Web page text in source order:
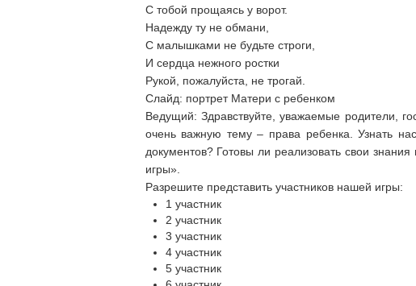
С тобой прощаясь у ворот.
Надежду ту не обмани,
С малышками не будьте строги,
И сердца нежного ростки
Рукой, пожалуйста, не трогай.
Слайд: портрет Матери с ребенком
Ведущий: Здравствуйте, уважаемые родители,
очень важную тему – права ребенка. Узнать
документов? Готовы ли реализовать свои
игры».
Разрешите представить участников нашей игры:
1 участник
2 участник
3 участник
4 участник
5 участник